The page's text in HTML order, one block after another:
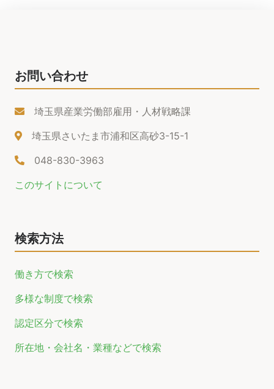
お問い合わせ
埼玉県産業労働部雇用・人材戦略課
埼玉県さいたま市浦和区高砂3-15-1
048-830-3963
このサイトについて
検索方法
働き方で検索
多様な制度で検索
認定区分で検索
所在地・会社名・業種などで検索